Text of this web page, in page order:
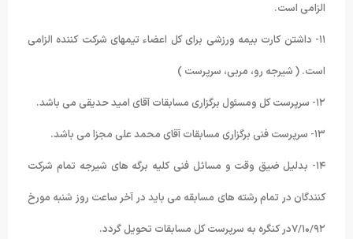
الزامی است.
۱۱- داشتن کارت بیمه ورزشی برای کل اعضاء تیمهای شرکت کننده الزامی
است. ( شیرجه رو، مربی، سرپرست )
۱۲- سرپرست کل ومسئول برگزاری مسابقات آقای امید حدیقی می باشد.
۱۳- سرپرست فنی برگزاری مسابقات آقای محمد علی مجزا می باشد.
۱۴- بدلیل ضیق وقت و مسائل فنی کلیه برگه های شیرجه تمام شرکت
کنندگان در تمام رشته های مسابقه می باید در آخر ساعت روز شنبه مورخ
۷/۱۰/۹۲در کنگره به سرپرست کل مسابقات تحویل گردد.